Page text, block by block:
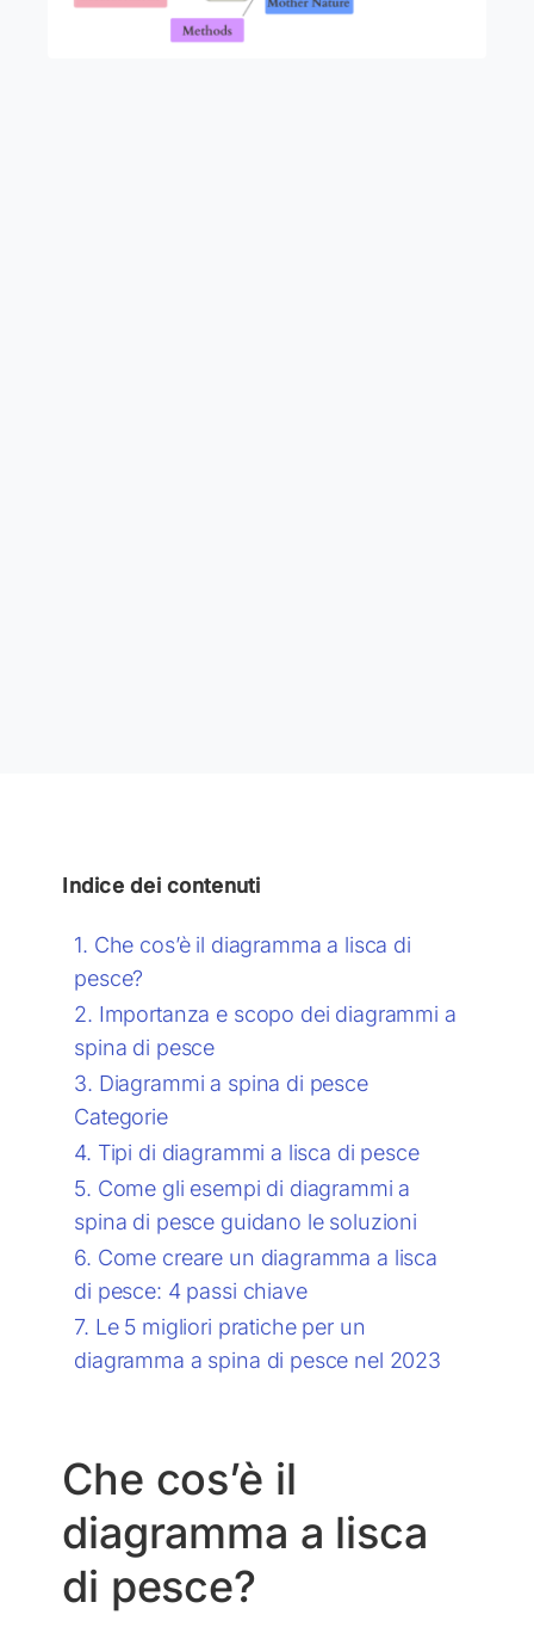
Indice dei contenuti
Che cos’è il diagramma a lisca di
pesce?
Importanza e scopo dei diagrammi a
spina di pesce
Diagrammi a spina di pesce
Categorie
Tipi di diagrammi a lisca di pesce
Come gli esempi di diagrammi a
spina di pesce guidano le soluzioni
Come creare un diagramma a lisca
di pesce: 4 passi chiave
Le 5 migliori pratiche per un
diagramma a spina di pesce nel 2023
Che cos’è il
diagramma a lisca
di pesce?